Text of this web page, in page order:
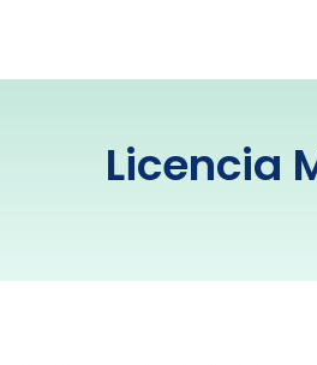
Licencia